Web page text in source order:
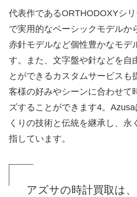
代表作であるORTHODOXYシ
で実用的なベーシックモデルか
赤針モデルなど個性豊かなモデ
す。また、文字盤や針などを自
とができるカスタムサービスも
客様の好みやシーンに合わせて
ズすることができます4。
くりの技術と伝統を継承し、永
指しています。
アズサの時計買取は